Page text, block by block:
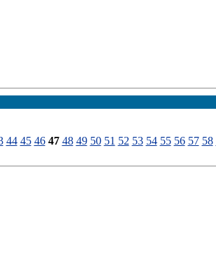
44 45 46 47 48 49 50 51 52 53 54 55 56 57 58